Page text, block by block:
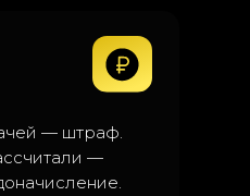
— штраф.
—